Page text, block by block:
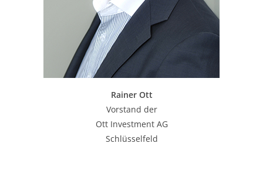
Rainer Ott
Vorstand der
Ott Investment AG
Schlüsselfeld